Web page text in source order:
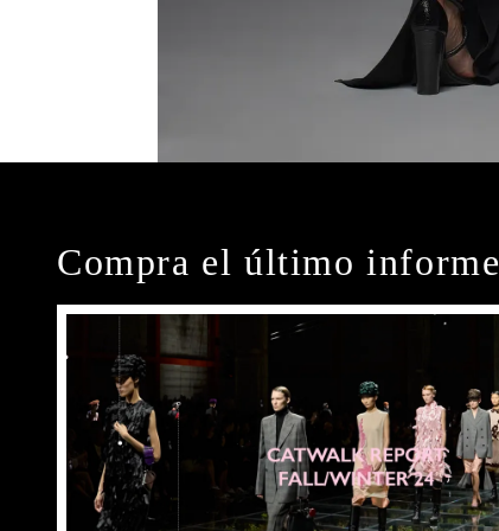
Compra el último informe